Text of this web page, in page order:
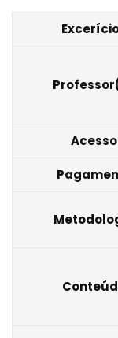
Acesso